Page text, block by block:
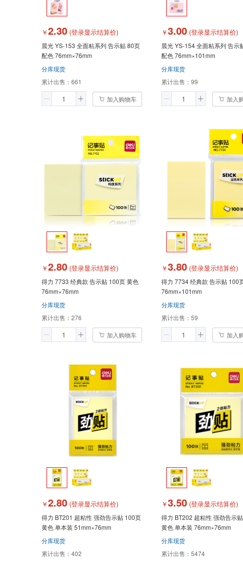
￥2.30 (登录显示结算价)
晨光 YS-153 全面粘系列 告示贴 80页
配色 76mm×76mm
分库现货
累计出售： 661
加入购物车
￥3.00 (登录显示结算价)
晨光 YS-154 全面粘系列 告示
配色 76mm×101mm
分库现货
累计出售： 99
加入
￥2.80 (登录显示结算价)
得力 7733 经典款 告示贴 100页 黄色
76mm×76mm
分库现货
累计出售： 276
加入购物车
￥3.80 (登录显示结算价)
得力 7734 经典款 告示贴 100页 黄色
76mm×101mm
分库现货
累计出售： 59
加入
￥2.80 (登录显示结算价)
得力 BT201 超粘性 强劲告示贴 100页
黄色 单本装 51mm×76mm
分库现货
累计出售： 402
￥3.50 (登录显示结算价)
得力 BT202 超粘性 强劲告示
黄色 单本装 76mm×76mm
分库现货
累计出售： 5474